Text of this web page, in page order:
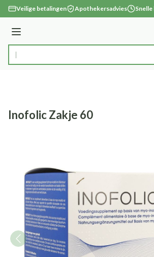
Ga naar de inhoud
Veilige betalingen Apothekersadvies
Menu
Product, merk, categorie...
Inofolic Zakje 60